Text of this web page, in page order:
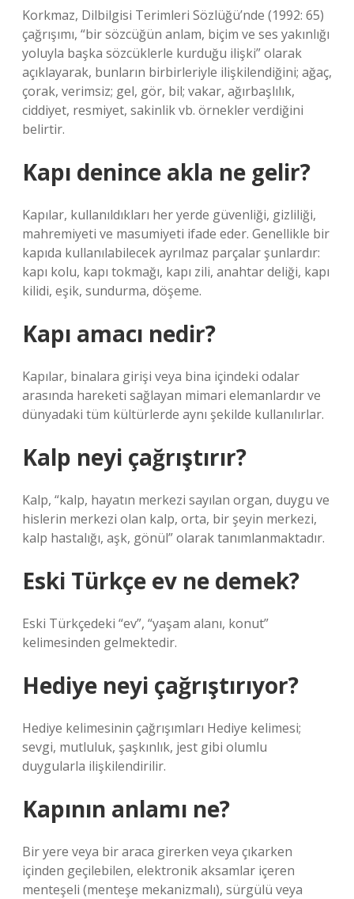
Korkmaz, Dilbilgisi Terimleri Sözlüğü’nde (1992: 65)
çağrışımı, “bir sözcüğün anlam, biçim ve ses yakınlığı
yoluyla başka sözcüklerle kurduğu ilişki” olarak
açıklayarak, bunların birbirleriyle ilişkilendiğini; ağaç,
çorak, verimsiz; gel, gör, bil; vakar, ağırbaşlılık,
ciddiyet, resmiyet, sakinlik vb. örnekler verdiğini
belirtir.
Kapı denince akla ne gelir?
Kapılar, kullanıldıkları her yerde güvenliği, gizliliği,
mahremiyeti ve masumiyeti ifade eder. Genellikle bir
kapıda kullanılabilecek ayrılmaz parçalar şunlardır:
kapı kolu, kapı tokmağı, kapı zili, anahtar deliği, kapı
kilidi, eşik, sundurma, döşeme.
Kapı amacı nedir?
Kapılar, binalara girişi veya bina içindeki odalar
arasında hareketi sağlayan mimari elemanlardır ve
dünyadaki tüm kültürlerde aynı şekilde kullanılırlar.
Kalp neyi çağrıştırır?
Kalp, “kalp, hayatın merkezi sayılan organ, duygu ve
hislerin merkezi olan kalp, orta, bir şeyin merkezi,
kalp hastalığı, aşk, gönül” olarak tanımlanmaktadır.
Eski Türkçe ev ne demek?
Eski Türkçedeki “ev”, “yaşam alanı, konut”
kelimesinden gelmektedir.
Hediye neyi çağrıştırıyor?
Hediye kelimesinin çağrışımları Hediye kelimesi;
sevgi, mutluluk, şaşkınlık, jest gibi olumlu
duygularla ilişkilendirilir.
Kapının anlamı ne?
Bir yere veya bir araca girerken veya çıkarken
içinden geçilebilen, elektronik aksamlar içeren
menteşeli (menteşe mekanizmalı), sürgülü veya